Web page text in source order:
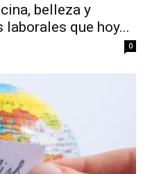
belleza y
que hoy...
0